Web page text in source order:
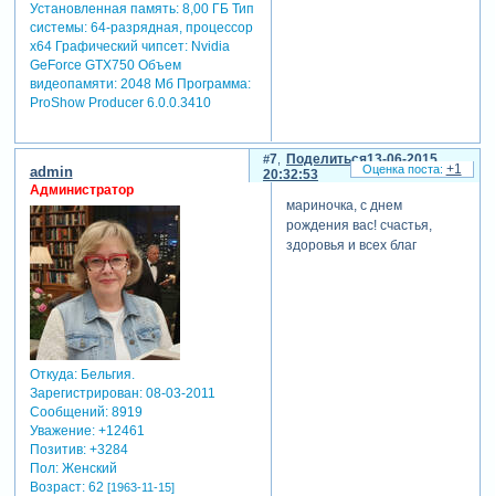
Установленная память: 8,00 ГБ Тип
системы: 64-разрядная, процессор
х64 Графический чипсет: Nvidia
GeForce GTX750 Объем
видеопамяти: 2048 Мб Программа:
ProShow Producer 6.0.0.3410
Поделиться
7
13-06-2015
20:32:53
admin
Администратор
Откуда:Бельгия.
Зарегистрирован: 08-03-2011
Сообщений:8919
Уважение: +12461
Позитив: +3284
Пол:Женский
Возраст:62 [1963-11-15]
мариночка, с днем
рождения вас! счастья,
здоровья и всех благ
+1